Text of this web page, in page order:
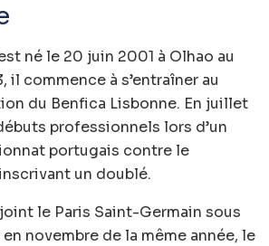
né le 20 juin 2001 à Olhao au
il commence à s’entraîner au
du Benfica Lisbonne. En juillet
professionnels lors d’un
portugais contre le
un doublé.
le Paris Saint-Germain sous
novembre de la même année, le